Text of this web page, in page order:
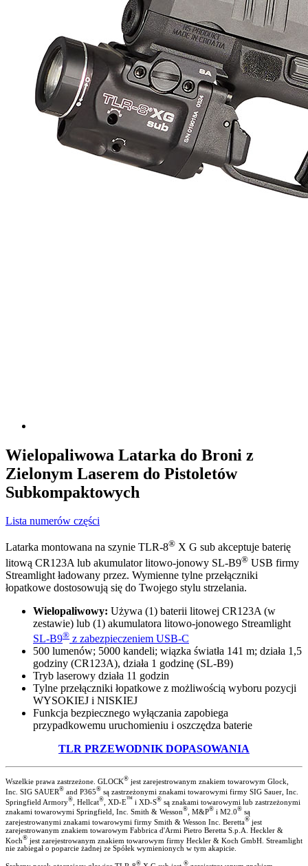
Wielopaliwowa Latarka do Broni z
Zielonym Laserem do Pistoletów
Subkompaktowych
Lista numerów części
Latarka montowana na szynie TLR-8® X G sub akceptuje baterię
litową CR123A lub akumulator litowo-jonowy SL-B9® USB firmy
Streamlight ładowany przez. Wymienne tylne przełączniki
łopatkowe dostosowują się do Twojego stylu strzelania.
Wielopaliwowy: Używa (1) baterii litowej CR123A (w
zestawie) lub (1) akumulatora litowo-jonowego Streamlight
SL-B9® z zabezpieczeniem USB-C
500 lumenów; 5000 kandeli; wiązka światła 141 m; działa 1,5
godziny (CR123A), działa 1 godzinę (SL-B9)
Tryb laserowy działa 11 godzin
Tylne przełączniki łopatkowe z możliwością wyboru pozycji
WYSOKIEJ i NISKIEJ
Funkcja bezpiecznego wyłączania zapobiega
przypadkowemu uruchomieniu i oszczędza baterie
TLR PRZEWODNIK DOPASOWANIA
Wszelkie prawa zastrzeżone. GLOCK® jest zarejestrowanym znakiem towarowym Glock,
Inc. SIG SAUER® and P365® są zastrzeżonymi znakami towarowymi firmy SIG Sauer, Inc.
Springfield Armory® , Hellcat® , XD-E™ i XD-S® są znakami towarowymi lub zastrzeżonymi
znakami towarowymi Springfield, Inc. Smith & Wesson® , M&P® i M2.0® są
zarejestrowanymi znakami towarowymi firmy Smith & Wesson Inc. Beretta® jest
zarejestrowanym znakiem towarowym Fabbrica d'Armi Pietro Beretta S.p.A. Heckler &
Koch® jest zarejestrowanym znakiem towarowym firmy Heckler & Koch GmbH. Streamlight
nie zabiegał o poparcie żadnej ze Spółek wymienionych w tym akapicie.
® ®